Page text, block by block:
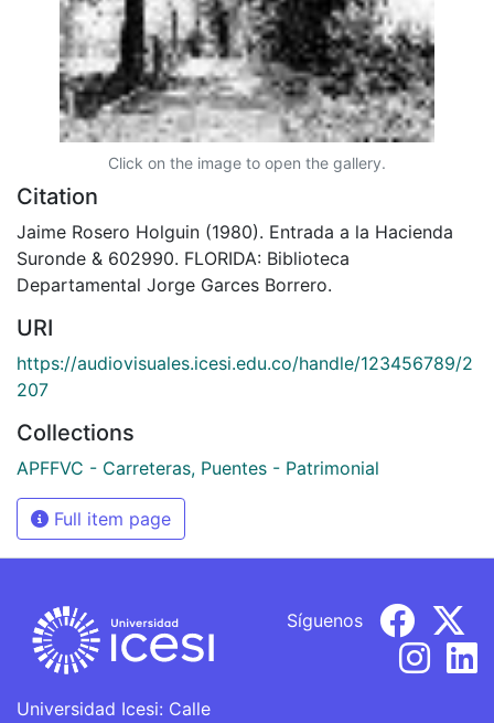
Click on the image to open the gallery.
Citation
Jaime Rosero Holguin (1980). Entrada a la Hacienda
Suronde & 602990. FLORIDA: Biblioteca
Departamental Jorge Garces Borrero.
URI
https://audiovisuales.icesi.edu.co/handle/123456789/2
207
Collections
APFFVC - Carreteras, Puentes - Patrimonial
Full item page
Universidad Icesi: Calle
Síguenos